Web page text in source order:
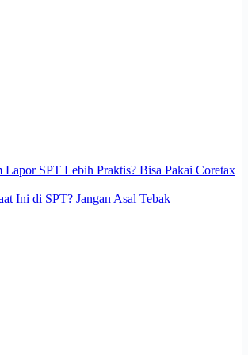
Lapor SPT Lebih Praktis? Bisa Pakai Coretax
Ini di SPT? Jangan Asal Tebak